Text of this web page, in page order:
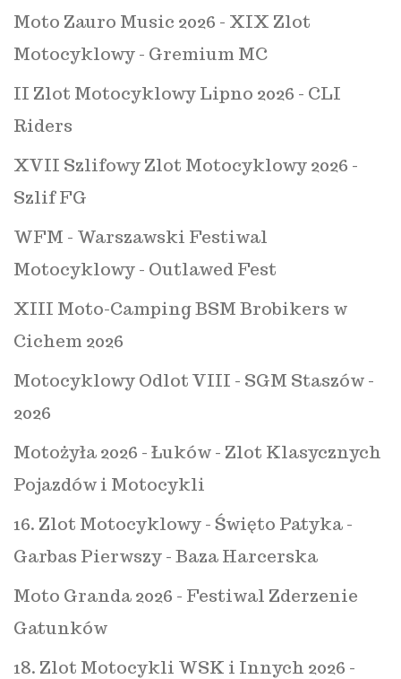
Moto Zauro Music 2026 - XIX Zlot
Motocyklowy - Gremium MC
II Zlot Motocyklowy Lipno 2026 - CLI
Riders
XVII Szlifowy Zlot Motocyklowy 2026 -
Szlif FG
WFM - Warszawski Festiwal
Motocyklowy - Outlawed Fest
XIII Moto-Camping BSM Brobikers w
Cichem 2026
Motocyklowy Odlot VIII - SGM Staszów -
2026
Motożyła 2026 - Łuków - Zlot Klasycznych
Pojazdów i Motocykli
16. Zlot Motocyklowy - Święto Patyka -
Garbas Pierwszy - Baza Harcerska
Moto Granda 2026 - Festiwal Zderzenie
Gatunków
18. Zlot Motocykli WSK i Innych 2026 -